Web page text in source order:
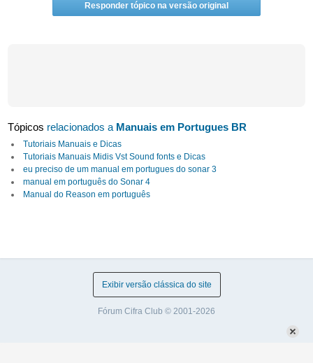
Responder tópico na versão original
Tópicos relacionados a Manuais em Portugues BR
Tutoriais Manuais e Dicas
Tutoriais Manuais Midis Vst Sound fonts e Dicas
eu preciso de um manual em portugues do sonar 3
manual em português do Sonar 4
Manual do Reason em português
Exibir versão clássica do site
Fórum Cifra Club © 2001-2026